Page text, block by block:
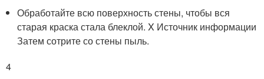
Обработайте всю поверхность стены, чтобы вся
старая краска стала блеклой. X Источник информации
Затем сотрите со стены пыль.
4